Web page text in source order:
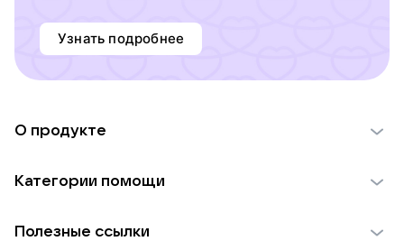
Узнать подробнее
О продукте
Использование материалов
Категории помощи
Полезные ссылки